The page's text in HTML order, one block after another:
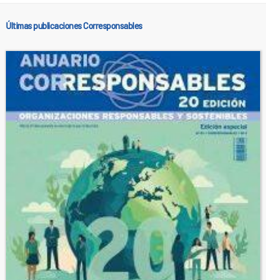
Últimas publicaciones Corresponsables